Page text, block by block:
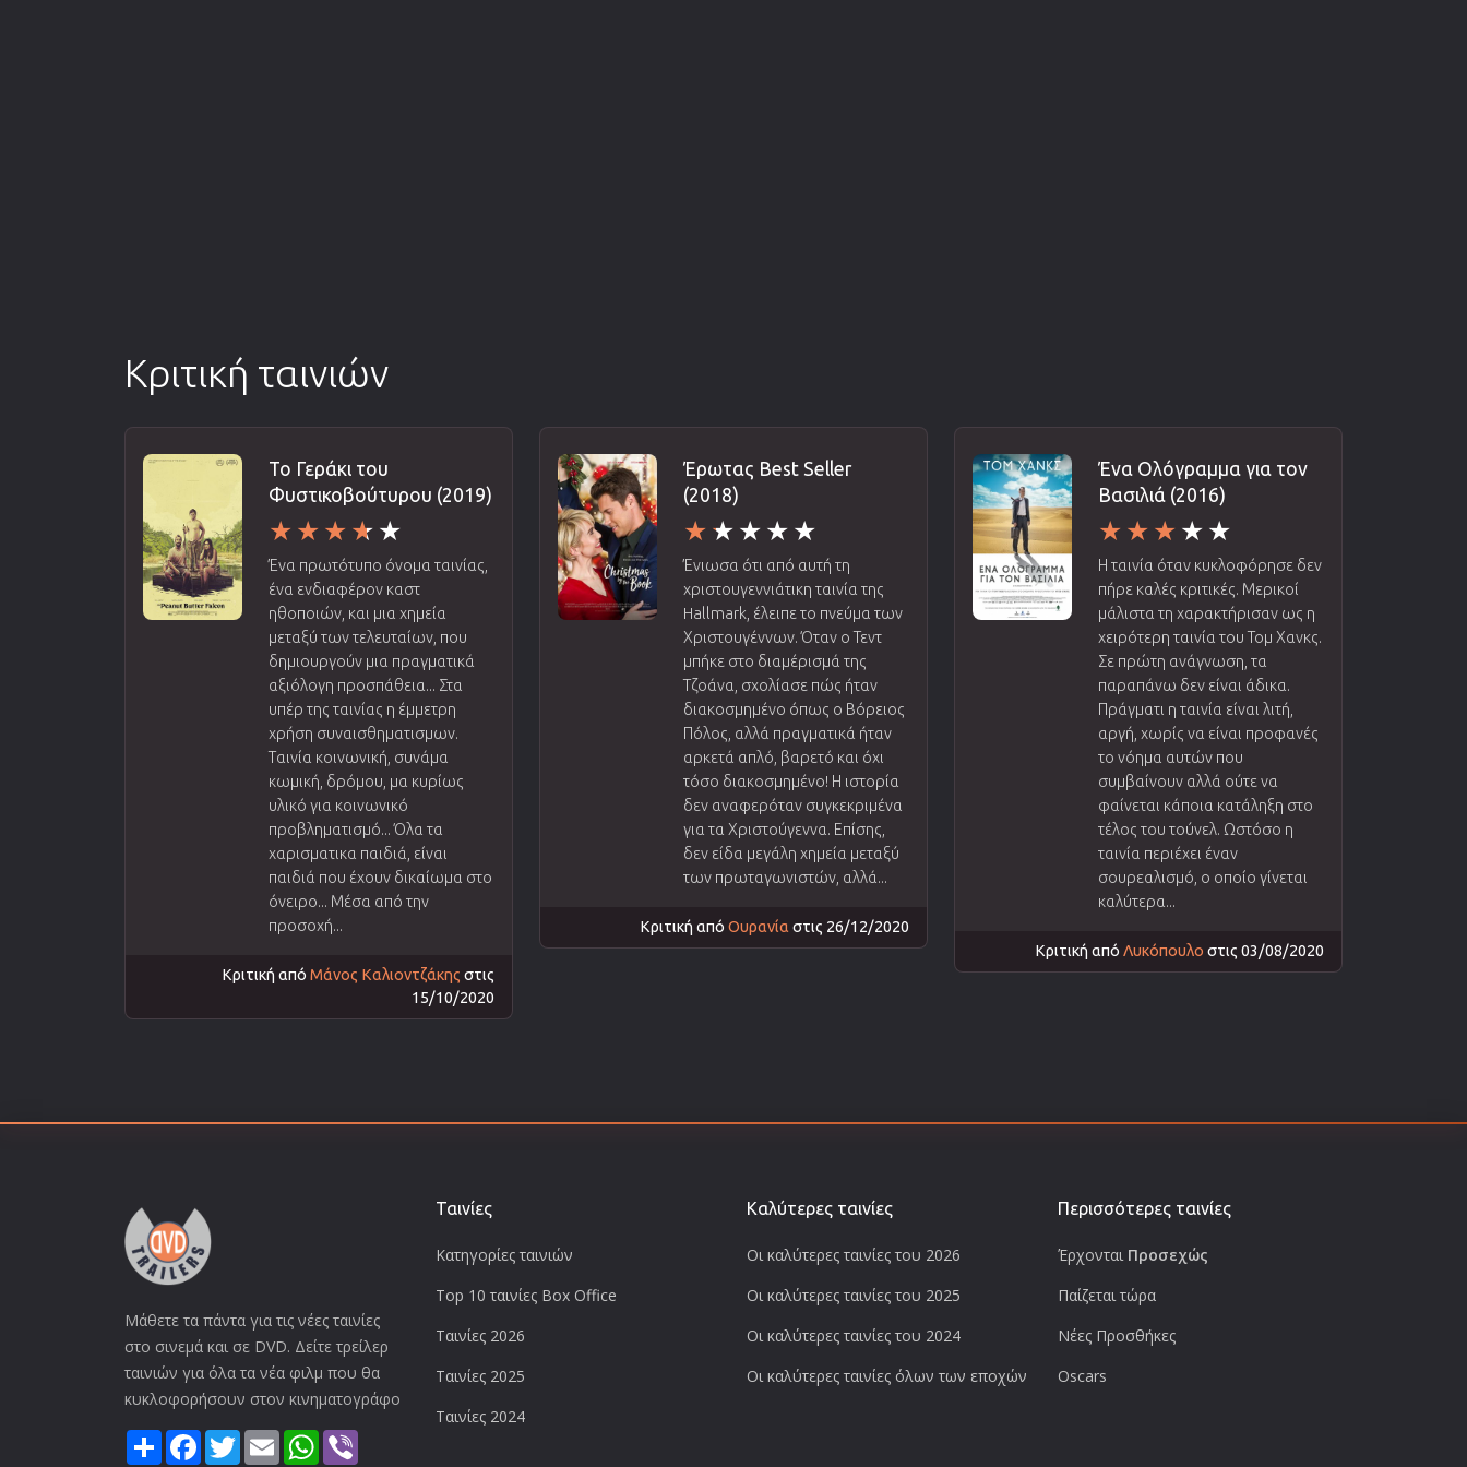
Κριτική ταινιών
Το Γεράκι του
Φυστικοβούτυρου (2019)
Ένα πρωτότυπο όνομα ταινίας,
ένα ενδιαφέρον καστ
ηθοποιών, και μια χημεία
μεταξύ των τελευταίων, που
δημιουργούν μια πραγματικά
αξιόλογη προσπάθεια... Στα
υπέρ της ταινίας η έμμετρη
χρήση συναισθηματισμων.
Ταινία κοινωνική, συνάμα
κωμική, δρόμου, μα κυρίως
υλικό για κοινωνικό
προβληματισμό... Όλα τα
χαρισματικα παιδιά, είναι
παιδιά που έχουν δικαίωμα στο
όνειρο... Μέσα από την
προσοχή...
Κριτική από Μάνος Καλιοντζάκης στις
15/10/2020
Έρωτας Best Seller
(2018)
Ένιωσα ότι από αυτή τη
χριστουγεννιάτικη ταινία της
Hallmark, έλειπε το πνεύμα των
Χριστουγέννων. Όταν ο Τεντ
μπήκε στο διαμέρισμά της
Τζοάνα, σχολίασε πώς ήταν
διακοσμημένο όπως ο Βόρειος
Πόλος, αλλά πραγματικά ήταν
αρκετά απλό, βαρετό και όχι
τόσο διακοσμημένο! Η ιστορία
δεν αναφερόταν συγκεκριμένα
για τα Χριστούγεννα. Επίσης,
δεν είδα μεγάλη χημεία μεταξύ
των πρωταγωνιστών, αλλά...
Κριτική από Ουρανία στις 26/12/2020
Ένα Ολόγραμμα για τον
Βασιλιά (2016)
Η ταινία όταν κυκλοφόρησε δεν
πήρε καλές κριτικές. Μερικοί
μάλιστα τη χαρακτήρισαν ως η
χειρότερη ταινία του Τομ Χανκς.
Σε πρώτη ανάγνωση, τα
παραπάνω δεν είναι άδικα.
Πράγματι η ταινία είναι λιτή,
αργή, χωρίς να είναι προφανές
το νόημα αυτών που
συμβαίνουν αλλά ούτε να
φαίνεται κάποια κατάληξη στο
τέλος του τούνελ. Ωστόσο η
ταινία περιέχει έναν
σουρεαλισμό, ο οποίο γίνεται
καλύτερα...
Κριτική από Λυκόπουλο στις 03/08/2020
Μάθετε τα πάντα για τις νέες ταινίες
στο σινεμά και σε DVD. Δείτε τρείλερ
ταινιών για όλα τα νέα φιλμ που θα
κυκλοφορήσουν στον κινηματογράφο
ShareFacebook
TwitterEmail WhatsApp
Ταινίες
Κατηγορίες ταινιών
Top 10 ταινίες Box Office
Ταινίες 2026
Ταινίες 2025
Ταινίες 2024
Καλύτερες ταινίες
Οι καλύτερες ταινίες του 2026
Οι καλύτερες ταινίες του 2025
Οι καλύτερες ταινίες του 2024
Οι καλύτερες ταινίες όλων των εποχών
Περισσότερες ταινίες
Έρχονται Προσεχώς
Παίζεται τώρα
Νέες Προσθήκες
Oscars